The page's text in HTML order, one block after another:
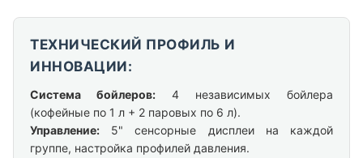
ТЕХНИЧЕСКИЙ ПРОФИЛЬ И
ИННОВАЦИИ:
Система бойлеров: 4 независимых бойлера
(кофейные по 1 л + 2 паровых по 6 л).
Управление: 5" сенсорные дисплеи на каждой
группе, настройка профилей давления.